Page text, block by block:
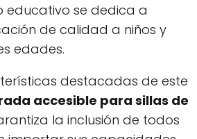
educativo se dedica a
de calidad a niños y
edades.
destacadas de este
accesible para sillas de
la inclusión de todos